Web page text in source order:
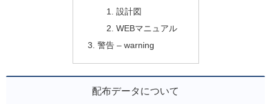
設計図
WEBマニュアル
警告 – warning
配布データについて